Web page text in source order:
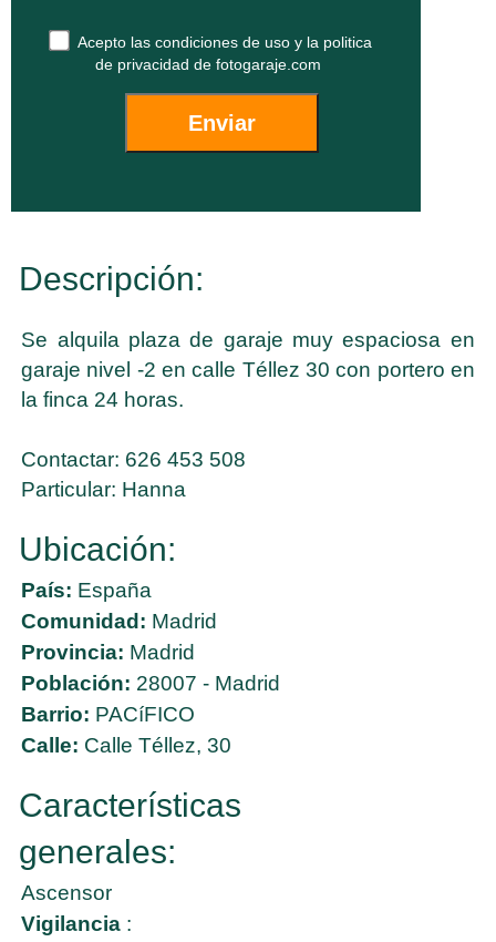
Acepto las condiciones de uso y la politica
de privacidad de fotogaraje.com
Descripción:
Se alquila plaza de garaje muy espaciosa en
garaje nivel -2 en calle Téllez 30 con portero en
la finca 24 horas.
Contactar: 626 453 508
Particular: Hanna
Ubicación:
País: España
Comunidad: Madrid
Provincia: Madrid
Población: 28007 - Madrid
Barrio: PACíFICO
Calle: Calle Téllez, 30
Características
generales:
Ascensor
Vigilancia :